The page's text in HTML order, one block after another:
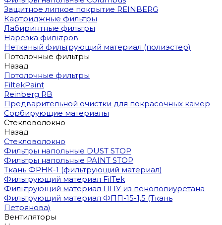
Защитное липкое покрытие REINBERG
Картриджные фильтры
Лабиринтные фильтры
Нарезка фильтров
Нетканый фильтрующий материал (полиэстер)
Потолочные фильтры
Назад
Потолочные фильтры
FiltekPaint
Reinberg RB
Предварительной очистки для покрасочных камер
Сорбирующие материалы
Стекловолокно
Назад
Стекловолокно
Фильтры напольные DUST STOP
Фильтры напольные PAINT STOP
Ткань ФРНК-1 (фильтрующий материал)
Фильтрующий материал FilTek
Фильтрующий материал ППУ из пенополиуретана
Фильтрующий материал ФПП-15-1,5 (Ткань
Петрянова)
Вентиляторы